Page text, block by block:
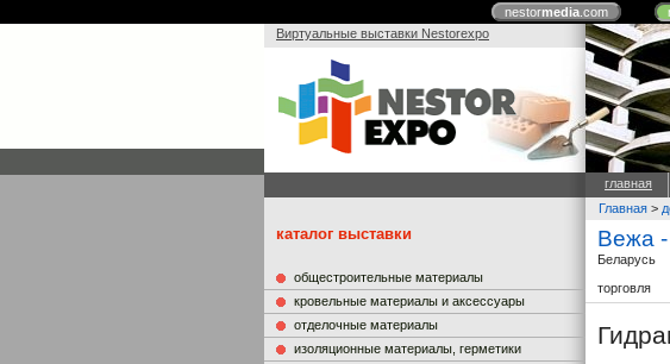
nestormedia.com
Виртуальные выставки Nestorexpo
главная
каталог выставки
общестроительные материалы
кровельные материалы и аксессуары
отделочные материалы
изоляционные материалы, герметики
Главная >
Вежа
Беларусь
торговля